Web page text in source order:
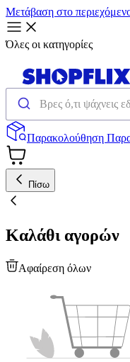
Μετάβαση στο
Όλες οι κατηγορίες
Παρακολούθηση
Πίσω
Καλάθι αγορών
Αφαίρεση όλων